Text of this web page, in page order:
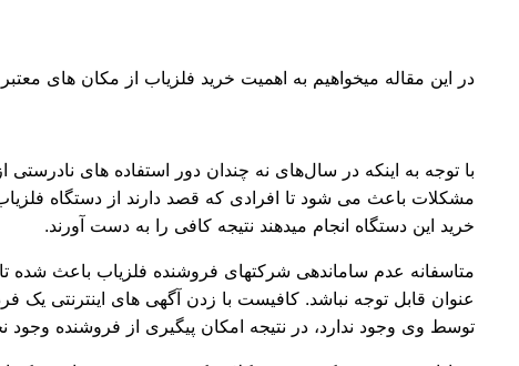
در این مقاله میخواهیم به اهمیت خرید فلزیاب از مکان های
با توجه به اینکه در سال‌های نه چندان دور استفاده های
مشکلات باعث می شود تا افرادی که قصد دارند از دستگاه
خرید این دستگاه انجام میدهند نتیجه کافی را به دست آورند.
متاسفانه عدم ساماندهی شرکتهای فروشنده فلزیاب باعث شده
عنوان قابل توجه نباشد. کافیست با زدن آگهی های اینترنتی یک
توسط وی وجود ندارد، در نتیجه امکان پیگیری از فروشنده وجود